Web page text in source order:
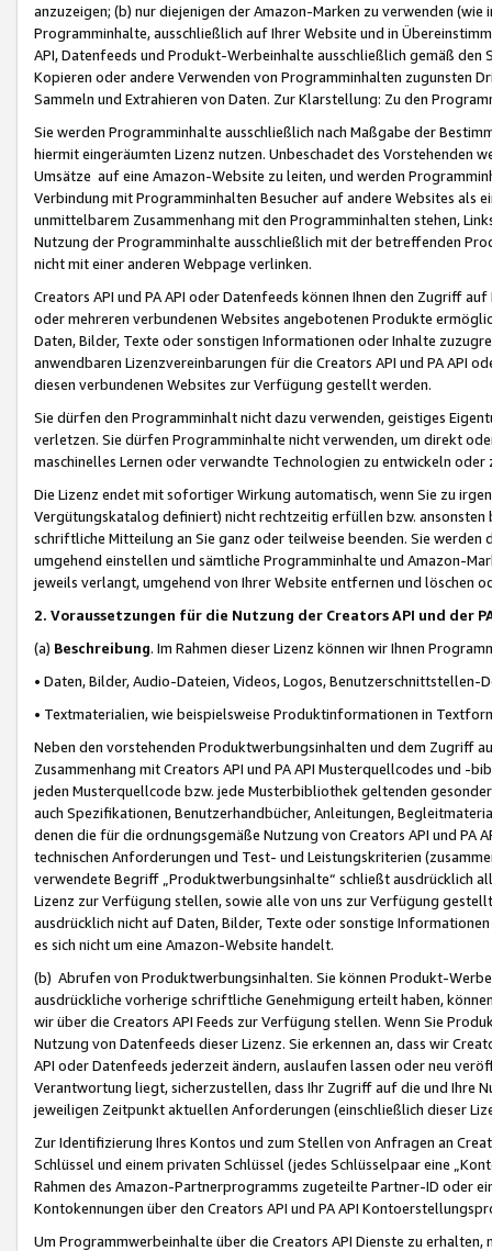
anzuzeigen; (b) nur diejenigen der Amazon-Marken zu verwenden
Programminhalte, ausschließlich auf Ihrer Website und in
API, Datenfeeds und Produkt-Werbeinhalte ausschließlich gemäß
Kopieren oder andere Verwenden von Programminhalten zugunsten
Sammeln und Extrahieren von Daten. Zur Klarstellung: Zu den
Sie werden Programminhalte ausschließlich nach Maßgabe der
hiermit eingeräumten Lizenz nutzen. Unbeschadet des Vorstehenden
Umsätze auf eine Amazon-Website zu leiten, und werden
Verbindung mit Programminhalten Besucher auf andere Websites als
unmittelbarem Zusammenhang mit den Programminhalten stehen,
Nutzung der Programminhalte ausschließlich mit der betreffenden
nicht mit einer anderen Webpage verlinken.
Creators API und PA API oder Datenfeeds können Ihnen den Zugriff
oder mehreren verbundenen Websites angebotenen Produkte
Daten, Bilder, Texte oder sonstigen Informationen oder Inhalte
anwendbaren Lizenzvereinbarungen für die Creators API und PA API
diesen verbundenen Websites zur Verfügung gestellt werden.
Sie dürfen den Programminhalt nicht dazu verwenden, geistiges
verletzen. Sie dürfen Programminhalte nicht verwenden, um direkt
maschinelles Lernen oder verwandte Technologien zu entwickeln
Die Lizenz endet mit sofortiger Wirkung automatisch, wenn Sie zu
Vergütungskatalog definiert) nicht rechtzeitig erfüllen bzw. ansonsten
schriftliche Mitteilung an Sie ganz oder teilweise beenden. Sie werden
umgehend einstellen und sämtliche Programminhalte und Amazon-
jeweils verlangt, umgehend von Ihrer Website entfernen und löschen
2. Voraussetzungen für die Nutzung der Creators API und der
(a) Beschreibung. Im Rahmen dieser Lizenz können wir Ihnen
• Daten, Bilder, Audio-Dateien, Videos, Logos, Benutzerschnittstellen-
• Textmaterialien, wie beispielsweise Produktinformationen in
Neben den vorstehenden Produktwerbungsinhalten und dem Zugriff
Zusammenhang mit Creators API und PA API Musterquellcodes und
jeden Musterquellcode bzw. jede Musterbibliothek geltenden
auch Spezifikationen, Benutzerhandbücher, Anleitungen,
denen die für die ordnungsgemäße Nutzung von Creators API und PA
technischen Anforderungen und Test- und Leistungskriterien
verwendete Begriff „Produktwerbungsinhalte“ schließt ausdrücklich
Lizenz zur Verfügung stellen, sowie alle von uns zur Verfügung
ausdrücklich nicht auf Daten, Bilder, Texte oder sonstige
es sich nicht um eine Amazon-Website handelt.
(b) Abrufen von Produktwerbungsinhalten. Sie können Produkt-
ausdrückliche vorherige schriftliche Genehmigung erteilt haben,
wir über die Creators API Feeds zur Verfügung stellen. Wenn Sie
Nutzung von Datenfeeds dieser Lizenz. Sie erkennen an, dass wir
API oder Datenfeeds jederzeit ändern, auslaufen lassen oder neu
Verantwortung liegt, sicherzustellen, dass Ihr Zugriff auf die und Ihre
jeweiligen Zeitpunkt aktuellen Anforderungen (einschließlich dieser
Zur Identifizierung Ihres Kontos und zum Stellen von Anfragen an
Schlüssel und einem privaten Schlüssel (jedes Schlüsselpaar eine
Rahmen des Amazon-Partnerprogramms zugeteilte Partner-ID oder
Kontokennungen über den Creators API und PA API
Um Programmwerbeinhalte über die Creators API Dienste zu